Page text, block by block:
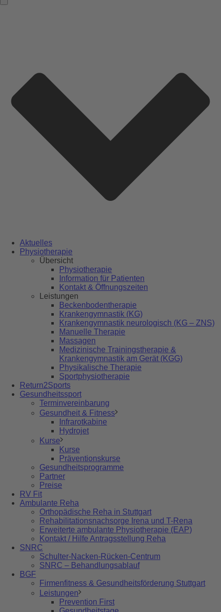
Aktuelles
Physiotherapie
Übersicht
Physiotherapie
Information für Patienten
Kontakt & Öffnungszeiten
Leistungen
Beckenbodentherapie
Krankengymnastik (KG)
Krankengymnastik neurologisch (KG – ZNS)
Manuelle Therapie
Massagen
Medizinische Trainingstherapie &
Krankengymnastik am Gerät (KGG)
Physikalische Therapie
Sportphysiotherapie
Return2Sports
Gesundheitssport
Terminvereinbarung
Gesundheit & Fitness
Infrarotkabine
Hydrojet
Kurse
Kurse
Präventionskurse
Gesundheitsprogramme
Partner
Preise
RV Fit
Ambulante Reha
Orthopädische Reha in Stuttgart
Rehabilitationsnachsorge Irena und T-Rena
Erweiterte ambulante Physiotherapie (EAP)
Kontakt / Hilfe Antragsstellung Reha
SNRC
Schulter-Nacken-Rücken-Centrum
SNRC – Behandlungsablauf
BGF
Firmenfitness & Gesundheitsförderung Stuttgart
Leistungen
Prevention First